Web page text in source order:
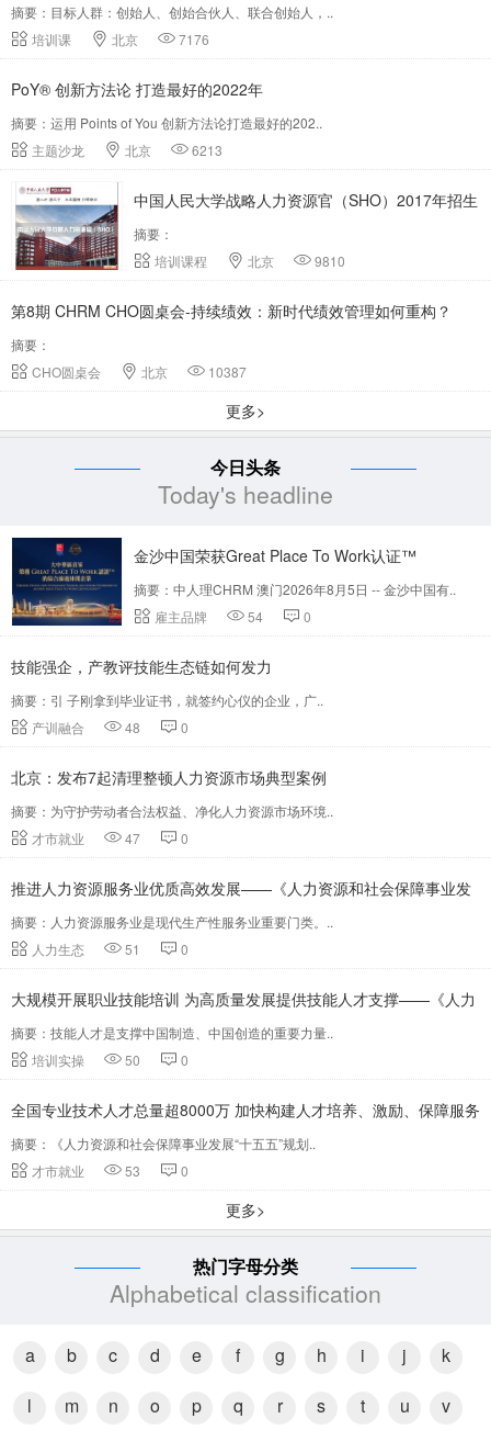
摘要：目标人群：创始人、创始合伙人、联合创始人，..
培训课
北京 7176
PoY® 创新方法论 打造最好的2022年
摘要：运用 Points of You 创新方法论打造最好的202..
主题沙龙
北京 6213
中国人民大学战略人力资源官（SHO）2017年招生
简章
摘要：
培训课程
北京 9810
第8期 CHRM CHO圆桌会-持续绩效：新时代绩效管理如何重构？
摘要：
CHO圆桌会
北京 10387
更多>
今日头条
Today's headline
金沙中国荣获Great Place To Work认证™
摘要：中人理CHRM 澳门2026年8月5日 -- 金沙中国有..
雇主品牌
54 0
技能强企，产教评技能生态链如何发力
摘要：引 子刚拿到毕业证书，就签约心仪的企业，广..
产训融合
48 0
北京：发布7起清理整顿人力资源市场典型案例
摘要：为守护劳动者合法权益、净化人力资源市场环境..
才市就业
47 0
推进人力资源服务业优质高效发展——《人力资源和社会保障事业发
展“十五五”规划》系列解读
摘要：人力资源服务业是现代生产性服务业重要门类。..
人力生态
51 0
大规模开展职业技能培训 为高质量发展提供技能人才支撑——《人力
资源和社会保障事业发展“十五五”规划》系列解读
摘要：技能人才是支撑中国制造、中国创造的重要力量..
培训实操
50 0
全国专业技术人才总量超8000万 加快构建人才培养、激励、保障服务
全周期投入体系
摘要：《人力资源和社会保障事业发展“十五五”规划..
才市就业
53 0
更多>
热门字母分类
Alphabetical classification
a b c d e f g h i j
k
l
m n o p q r s t u v